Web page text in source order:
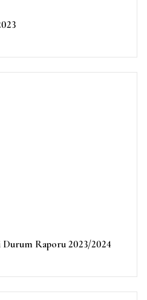
Raporu 2023/2024